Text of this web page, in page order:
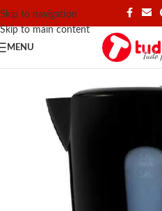
Skip to navigation
Skip to main content
MENU